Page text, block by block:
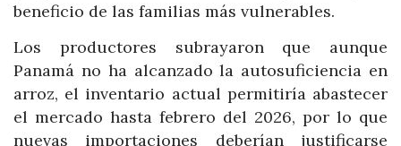
beneficio de las familias más vulnerables.
Los productores subrayaron que aunque
Panamá no ha alcanzado la autosuficiencia en
arroz, el inventario actual permitiría abastecer
el mercado hasta febrero del 2026, por lo que
nuevas importaciones deberían justificarse